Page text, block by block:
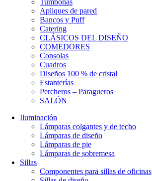
Tumbonas
Apliques de pared
Bancos y Puff
Catering
CLÁSICOS DEL DISEÑO
COMEDORES
Consolas
Cuadros
Diseños 100 % de cristal
Estanterías
Percheros – Paragueros
SALÓN
Iluminación
Lámparas colgantes y de techo
Lámparas de diseño
Lámparas de pie
Lámparas de sobremesa
Sillas
Componentes para sillas de oficinas